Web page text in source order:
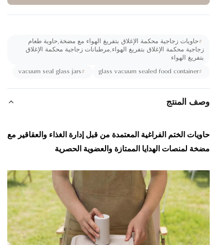
حاويات زجاجية محكمة الإغلاق بتفريغ الهواء مع مضخة,حاوية طعام
محكمة الإغلاق بتفريغ الهواء,مرطبانات زجاجية محكمة الإغلاق
الهواء
glass vacuum sealed food container
#
vacuum seal glass jars
المنتج
الختم الفراغية المعتمدة من قبل إدارة الغذاء والعقاقير مع
لمنصات الهدايا الممتازة والعضوية الحصرية